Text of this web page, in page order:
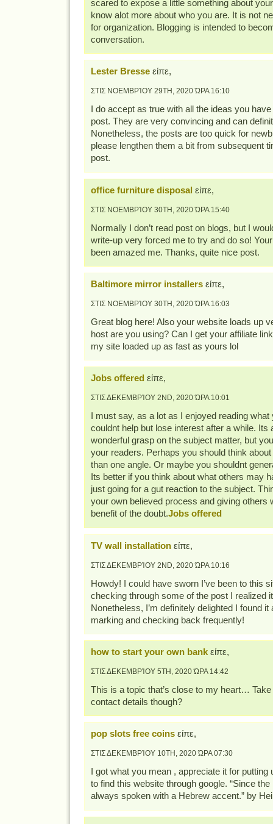
scared to expose a little something about
know alot more about who you are. It is not
for organization. Blogging is intended to
conversation.
Lester Bresseείπε,
ΣΤΙΣ ΝΟΕΜΒΡΊΟΥ 29TH, 2020 ΏΡΑ 16:10
I do accept as true with all the ideas you
post. They are very convincing and can
Nonetheless, the posts are too quick for
please lengthen them a bit from subsequent
post.
office furniture disposal είπε,
ΣΤΙΣ ΝΟΕΜΒΡΊΟΥ 30TH, 2020 ΏΡΑ 15:40
Normally I don’t read post on blogs, but I
write-up very forced me to try and do so!
been amazed me. Thanks, quite nice post.
Baltimore mirror installersείπε,
ΣΤΙΣ ΝΟΕΜΒΡΊΟΥ 30TH, 2020 ΏΡΑ 16:03
Great blog here! Also your website loads up
host are you using? Can I get your affiliate
my site loaded up as fast as yours lol
Jobs offered είπε,
ΣΤΙΣ ΔΕΚΕΜΒΡΊΟΥ 2ND, 2020 ΏΡΑ 10:01
I must say, as a lot as I enjoyed reading
couldnt help but lose interest after a while. Its
wonderful grasp on the subject matter, but
your readers. Perhaps you should think
than one angle. Or maybe you shouldnt
Its better if you think about what others may
just going for a gut reaction to the subject.
your own believed process and giving others
benefit of the doubt.Jobs offered
TV wall installationείπε,
ΣΤΙΣ ΔΕΚΕΜΒΡΊΟΥ 2ND, 2020 ΏΡΑ 10:16
Howdy! I could have sworn I’ve been to this
checking through some of the post I realized
Nonetheless, I’m definitely delighted I found it
marking and checking back frequently!
how to start your own bankείπε,
ΣΤΙΣ ΔΕΚΕΜΒΡΊΟΥ 5TH, 2020 ΏΡΑ 14:42
This is a topic that’s close to my heart…
contact details though?
pop slots free coinsείπε,
ΣΤΙΣ ΔΕΚΕΜΒΡΊΟΥ 10TH, 2020 ΏΡΑ 07:30
I got what you mean , appreciate it for
to find this website through google. “Since
always spoken with a Hebrew accent.” by